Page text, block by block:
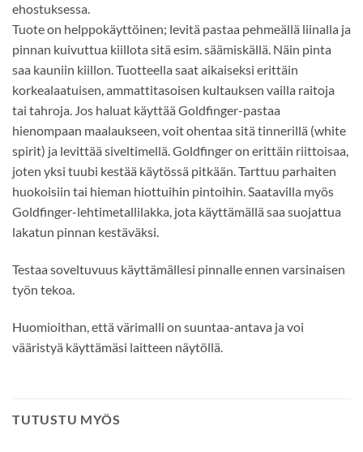
ehostuksessa.
Tuote on helppokäyttöinen; levitä pastaa pehmeällä liinalla ja
pinnan kuivuttua kiillota sitä esim. säämiskällä. Näin pinta
saa kauniin kiillon. Tuotteella saat aikaiseksi erittäin
korkealaatuisen, ammattitasoisen kultauksen vailla raitoja
tai tahroja. Jos haluat käyttää Goldfinger-pastaa
hienompaan maalaukseen, voit ohentaa sitä tinnerillä (white
spirit) ja levittää siveltimellä. Goldfinger on erittäin riittoisaa,
joten yksi tuubi kestää käytössä pitkään. Tarttuu parhaiten
huokoisiin tai hieman hiottuihin pintoihin. Saatavilla myös
Goldfinger-lehtimetallilakka, jota käyttämällä saa suojattua
lakatun pinnan kestäväksi.
Testaa soveltuvuus käyttämällesi pinnalle ennen varsinaisen
työn tekoa.
Huomioithan, että värimalli on suuntaa-antava ja voi
vääristyä käyttämäsi laitteen näytöllä.
TUTUSTU MYÖS